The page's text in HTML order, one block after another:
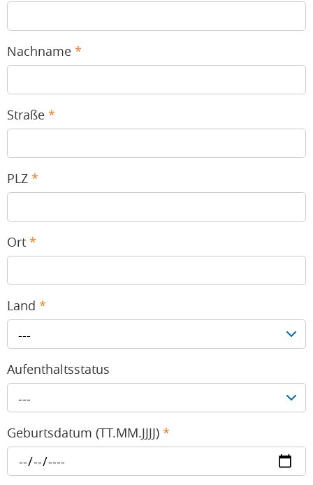
Nachname *
Straße *
PLZ *
Ort *
Land *
---
Aufenthaltsstatus
---
Geburtsdatum (TT.MM.JJJJ) *